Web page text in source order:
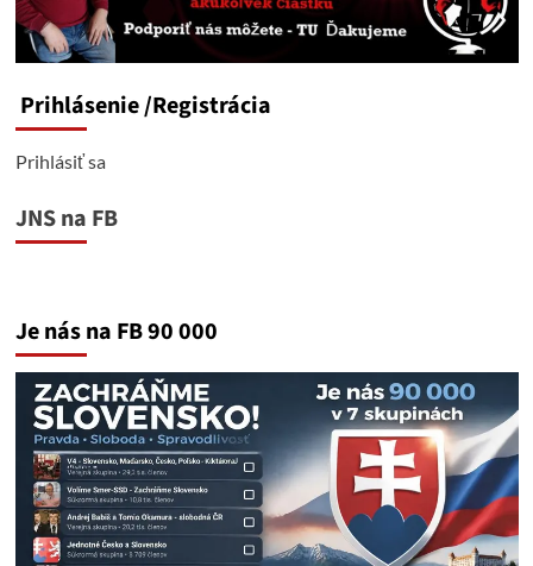
Prihlásenie/Registrácia
Prihlásiť sa
JNS na FB
Je nás na FB 90 000